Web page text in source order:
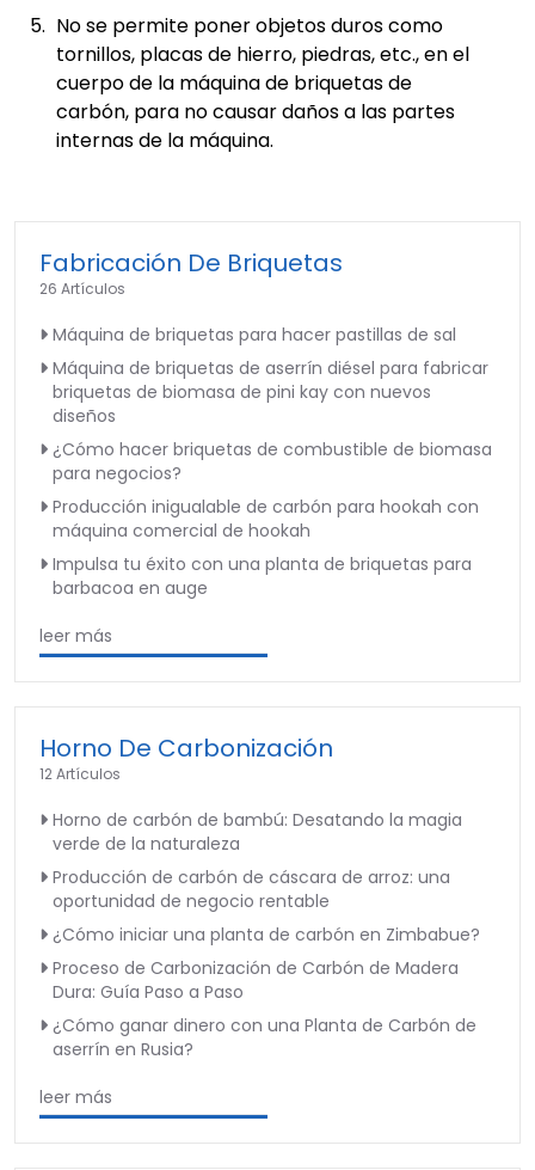
No se permite poner objetos duros como
tornillos, placas de hierro, piedras, etc., en el
cuerpo de la máquina de briquetas de
carbón, para no causar daños a las partes
internas de la máquina.
Fabricación De Briquetas
26 Artículos
Máquina de briquetas para hacer pastillas de sal
Máquina de briquetas de aserrín diésel para fabricar
briquetas de biomasa de pini kay con nuevos
diseños
¿Cómo hacer briquetas de combustible de biomasa
para negocios?
Producción inigualable de carbón para hookah con
máquina comercial de hookah
Impulsa tu éxito con una planta de briquetas para
barbacoa en auge
leer más
Horno De Carbonización
12 Artículos
Horno de carbón de bambú: Desatando la magia
verde de la naturaleza
Producción de carbón de cáscara de arroz: una
oportunidad de negocio rentable
¿Cómo iniciar una planta de carbón en Zimbabue?
Proceso de Carbonización de Carbón de Madera
Dura: Guía Paso a Paso
¿Cómo ganar dinero con una Planta de Carbón de
aserrín en Rusia?
leer más